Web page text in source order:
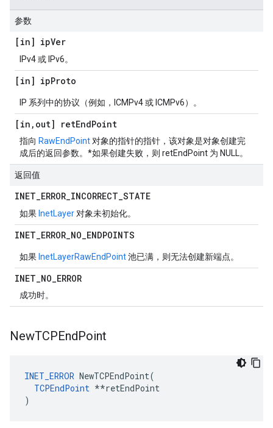
参数
[in] ipVer
IPv4 或 IPv6。
[in] ipProto
IP 系列中的协议（例如，ICMPv4 或 ICMPv6）。
[in , out] retEndPoint
指向 RawEndPoint 对象的指针的指针，该对象是对象创建完
成后的返回参数。*如果创建失败，则 retEndPoint 为 NULL。
返回值
INET_ERROR_INCORRECT_STATE
如果 InetLayer 对象未初始化。
INET_ERROR_NO_ENDPOINTS
如果 InetLayerRawEndPoint池已满，则无法创建新端点。
INET_NO_ERROR
成功时。
NewTCPEndPoint
INET_ERROR NewTCPEndPoint(
TCPEndPoint **retEndPoint
)